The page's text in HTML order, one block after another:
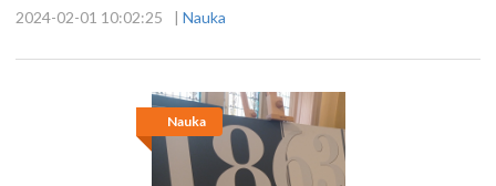
2024-02-01 10:02:25
| Nauka
Nauka